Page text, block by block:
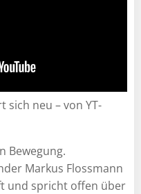
neu – von YT-
Bewegung.
Markus Flossmann
und spricht offen über